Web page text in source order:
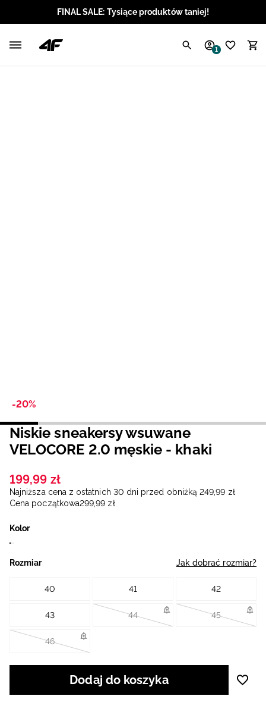
FINAL SALE: Tysiące produktów taniej!
1
-20%
Niskie sneakersy wsuwane
VELOCORE 2.0 męskie - khaki
199,99 zł
Najniższa cena z ostatnich 30 dni przed obniżką 249,99 zł
Cena początkowa299,99 zł
Kolor
Rozmiar Jak dobrać rozmiar?
40 41 42
43 44 45
46
Dodaj do koszyka